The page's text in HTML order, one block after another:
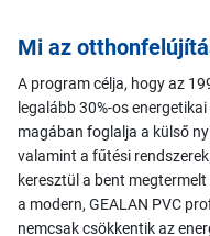
Mi az
A program célja, hogy az
legalább 30%-os
magában foglalja a külső
valamint a fűtési
keresztül a bent
a modern, GEALAN PVC
nemcsak csökkentik az